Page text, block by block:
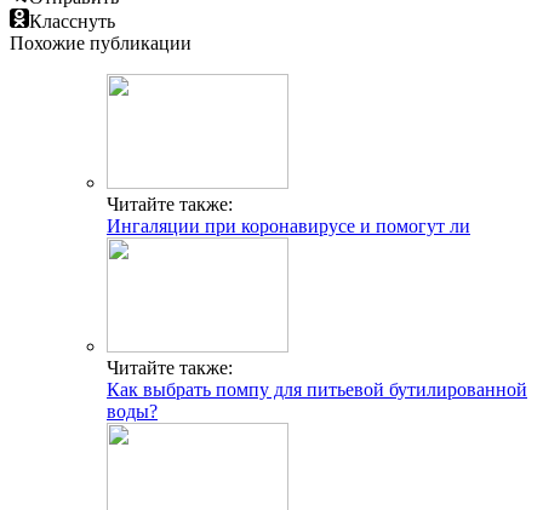
Класснуть
Похожие публикации
Читайте также:
Ингаляции при коронавирусе и помогут ли
Читайте также:
Как выбрать помпу для питьевой бутилированной
воды?